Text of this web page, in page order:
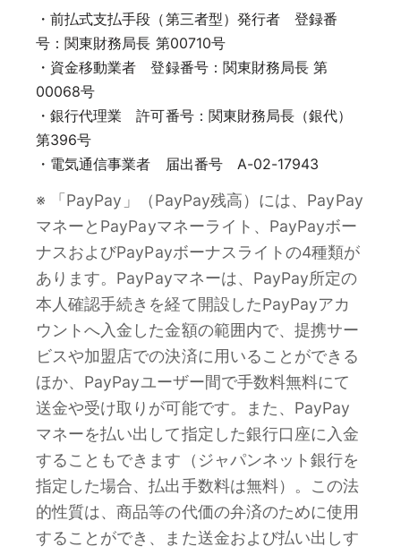
・前払式支払手段（第三者型）発行者 登録番
号：関東財務局長 第00710号
・資金移動業者 登録番号：関東財務局長 第
00068号
・銀行代理業 許可番号：関東財務局長（銀代）
第396号
・電気通信事業者 届出番号 A-02-17943
※ 「PayPay」（PayPay残高）には、PayPay
マネーとPayPayマネーライト、PayPayボー
ナスおよびPayPayボーナスライトの4種類が
あります。PayPayマネーは、PayPay所定の
本人確認手続きを経て開設したPayPayアカ
ウントへ入金した金額の範囲内で、提携サー
ビスや加盟店での決済に用いることができる
ほか、PayPayユーザー間で手数料無料にて
送金や受け取りが可能です。また、PayPay
マネーを払い出して指定した銀行口座に入金
することもできます（ジャパンネット銀行を
指定した場合、払出手数料は無料）。この法
的性質は、商品等の代価の弁済のために使用
することができ、また送金および払い出しす